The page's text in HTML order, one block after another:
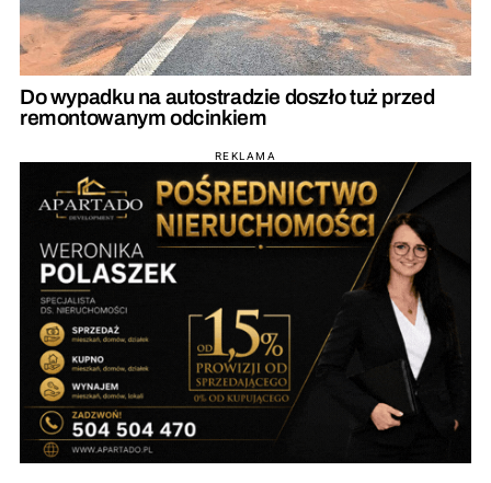
Do wypadku na autostradzie doszło tuż przed
remontowanym odcinkiem
REKLAMA